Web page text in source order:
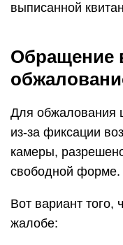
выписанной
Обращение
Для обжалования
из-за фиксации
камеры,
свободной форме.
Вот вариант того,
жалобе: